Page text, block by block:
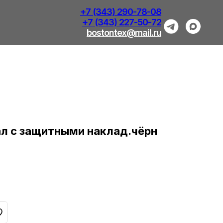
+7 (343) 290-78-08
+7 (343) 227-50-72
bostontex@mail.ru
с защитными наклад.чёрн